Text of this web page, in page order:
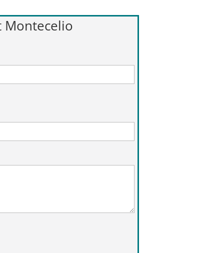
Montecelio